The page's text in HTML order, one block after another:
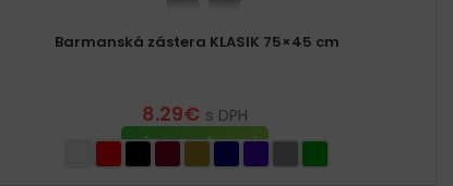
Barmanská zástera KLASIK 75×45 cm
8.29€ s DPH
VÝBER MOŽNOSTÍ